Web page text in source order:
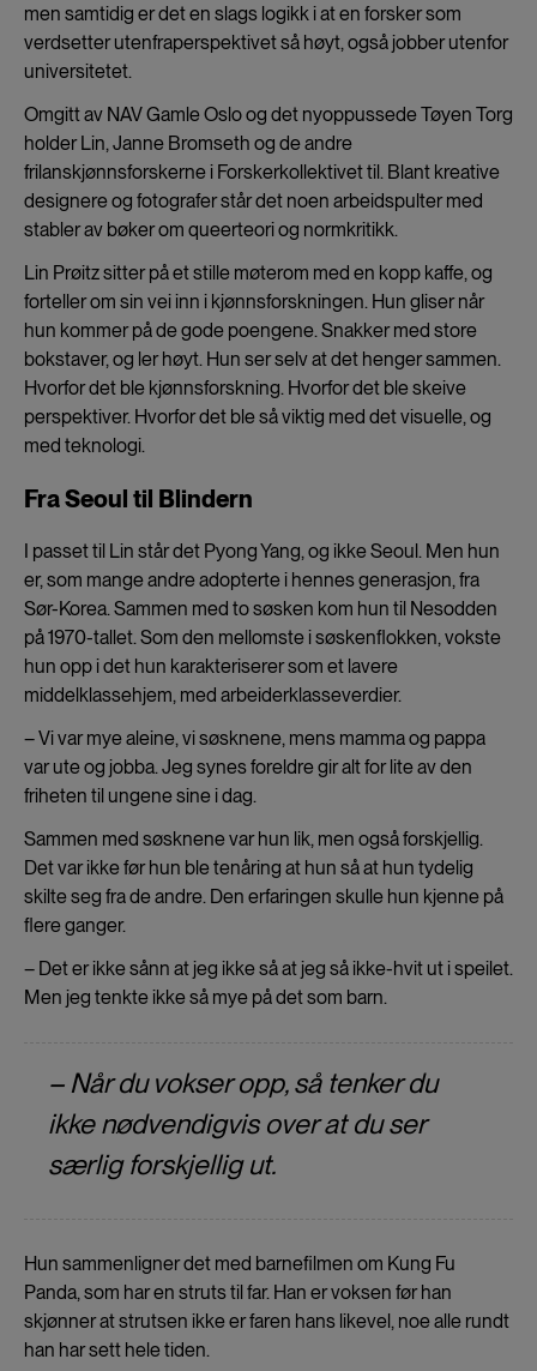
men samtidig er det en slags logikk i at en forsker som
verdsetter utenfraperspektivet så høyt, også jobber utenfor
universitetet.
Omgitt av NAV Gamle Oslo og det nyoppussede Tøyen Torg
holder Lin, Janne Bromseth og de andre
frilanskjønnsforskerne i Forskerkollektivet til. Blant kreative
designere og fotografer står det noen arbeidspulter med
stabler av bøker om queerteori og normkritikk.
Lin Prøitz sitter på et stille møterom med en kopp kaffe, og
forteller om sin vei inn i kjønnsforskningen. Hun gliser når
hun kommer på de gode poengene. Snakker med store
bokstaver, og ler høyt. Hun ser selv at det henger sammen.
Hvorfor det ble kjønnsforskning. Hvorfor det ble skeive
perspektiver. Hvorfor det ble så viktig med det visuelle, og
med teknologi.
Fra Seoul til Blindern
I passet til Lin står det Pyong Yang, og ikke Seoul. Men hun
er, som mange andre adopterte i hennes generasjon, fra
Sør-Korea. Sammen med to søsken kom hun til Nesodden
på 1970-tallet. Som den mellomste i søskenflokken, vokste
hun opp i det hun karakteriserer som et lavere
middelklassehjem, med arbeiderklasseverdier.
– Vi var mye aleine, vi søsknene, mens mamma og pappa
var ute og jobba. Jeg synes foreldre gir alt for lite av den
friheten til ungene sine i dag.
Sammen med søsknene var hun lik, men også forskjellig.
Det var ikke før hun ble tenåring at hun så at hun tydelig
skilte seg fra de andre. Den erfaringen skulle hun kjenne på
flere ganger.
– Det er ikke sånn at jeg ikke så at jeg så ikke-hvit ut i speilet.
Men jeg tenkte ikke så mye på det som barn.
– Når du vokser opp, så tenker du
ikke nødvendigvis over at du ser
særlig forskjellig ut.
Hun sammenligner det med barnefilmen om Kung Fu
Panda, som har en struts til far. Han er voksen før han
skjønner at strutsen ikke er faren hans likevel, noe alle rundt
han har sett hele tiden.